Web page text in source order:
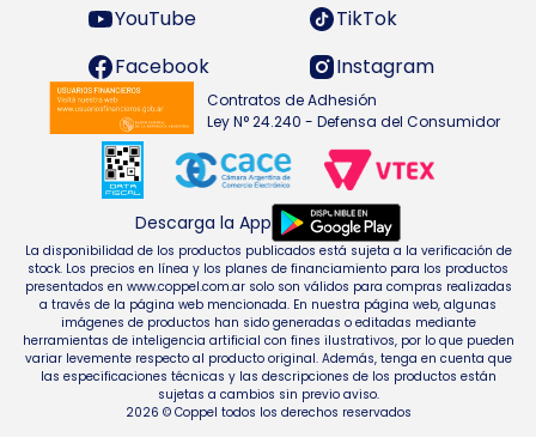
Electrodomésticos
Heladeras y freezers
YouTube
TikTok
Facebook
Instagram
Contratos de Adhesión
Ley N° 24.240 - Defensa del Consumidor
Descarga la App
La disponibilidad de los productos publicados está sujeta a la verificación de
stock. Los precios en línea y los planes de financiamiento para los productos
presentados en www.coppel.com.ar solo son válidos para compras realizadas
a través de la página web mencionada. En nuestra página web, algunas
imágenes de productos han sido generadas o editadas mediante
herramientas de inteligencia artificial con fines ilustrativos, por lo que pueden
variar levemente respecto al producto original. Además, tenga en cuenta que
las especificaciones técnicas y las descripciones de los productos están
sujetas a cambios sin previo aviso.
2026 © Coppel todos los derechos reservados